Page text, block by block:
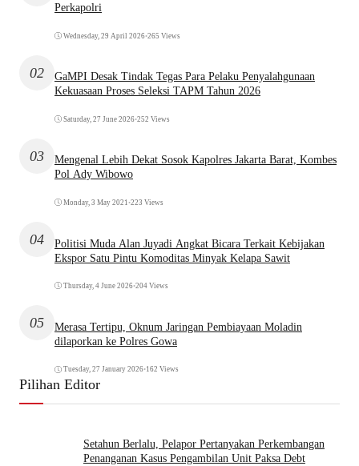
Perkapolri
Wednesday, 29 April 2026•265 Views
02
GaMPI Desak Tindak Tegas Para Pelaku Penyalahgunaan
Kekuasaan Proses Seleksi TAPM Tahun 2026
Saturday, 27 June 2026•252 Views
03
Mengenal Lebih Dekat Sosok Kapolres Jakarta Barat, Kombes
Pol Ady Wibowo
Monday, 3 May 2021 •223 Views
04
Politisi Muda Alan Juyadi Angkat Bicara Terkait Kebijakan
Ekspor Satu Pintu Komoditas Minyak Kelapa Sawit
Thursday, 4 June 2026•204 Views
05
Merasa Tertipu, Oknum Jaringan Pembiayaan Moladin
dilaporkan ke Polres Gowa
Tuesday, 27 January 2026•162 Views
Pilihan Editor
Setahun Berlalu, Pelapor Pertanyakan Perkembangan
Penanganan Kasus Pengambilan Unit Paksa Debt